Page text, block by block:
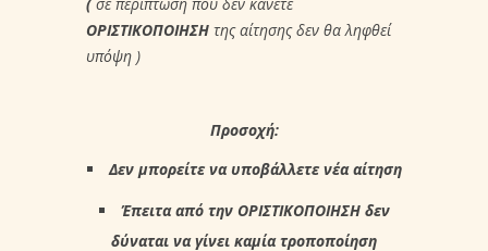
ΟΡΙΣTΙΚΟΠΟΙΗΣΗ της αίτησης δεν θα ληφθεί
υπόψη )
Προσοχή:
Δεν μπορείτε να υποβάλλετε νέα αίτηση
Έπειτα από την ΟΡΙΣΤΙΚΟΠΟΙΗΣΗ δεν
δύναται να γίνει καμία τροποποίηση